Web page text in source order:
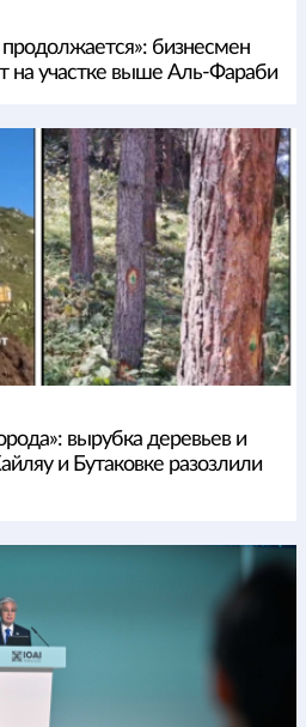
бизнесмен
на участке выше Аль-Фараби
вырубка деревьев и
и Бутаковке разозлили